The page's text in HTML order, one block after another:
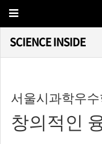
SCIENCE INSIDE
서울시과학우
창의적인